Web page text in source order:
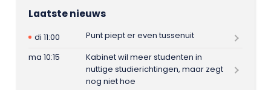
Laatste nieuws
di 11:00
Punt piept er even tussenuit
ma 10:15
Kabinet wil meer studenten in
nuttige studierichtingen, maar zegt
nog niet hoe